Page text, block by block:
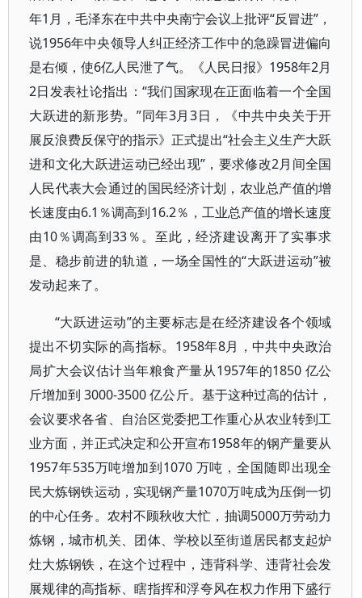
年1月，毛泽东在中共中央南宁会议上批评“反冒进”，
说1956年中央领导人纠正经济工作中的急躁冒进偏向
是右倾，使6亿人民泄了气。《人民日报》1958年2月
2日发表社论指出：“我们国家现在正面临着一个全国
大跃进的新形势。”同年3月3日，《中共中央关于开
展反浪费反保守的指示》正式提出“社会主义生产大跃
进和文化大跃进运动已经出现”，要求修改2月间全国
人民代表大会通过的国民经济计划，农业总产值的增
长速度由6.1％调高到16.2％，工业总产值的增长速度
由10％调高到33％。至此，经济建设离开了实事求
是、稳步前进的轨道，一场全国性的“大跃进运动”被
发动起来了。
“大跃进运动”的主要标志是在经济建设各个领域
提出不切实际的高指标。1958年8月，中共中央政治
局扩大会议估计当年粮食产量从1957年的1850 亿公
斤增加到 3000-3500 亿公斤。基于这种过高的估计，
会议要求各省、自治区党委把工作重心从农业转到工
业方面，并正式决定和公开宣布1958年的钢产量要从
1957年535万吨增加到1070 万吨，全国随即出现全
民大炼钢铁运动，实现钢产量1070万吨成为压倒一切
的中心任务。农村不顾秋收大忙，抽调5000万劳动力
炼钢，城市机关、团体、学校以至街道居民都支起炉
灶大炼钢铁，在这个过程中，违背科学、违背社会发
展规律的高指标、瞎指挥和浮夸风在权力作用下盛行